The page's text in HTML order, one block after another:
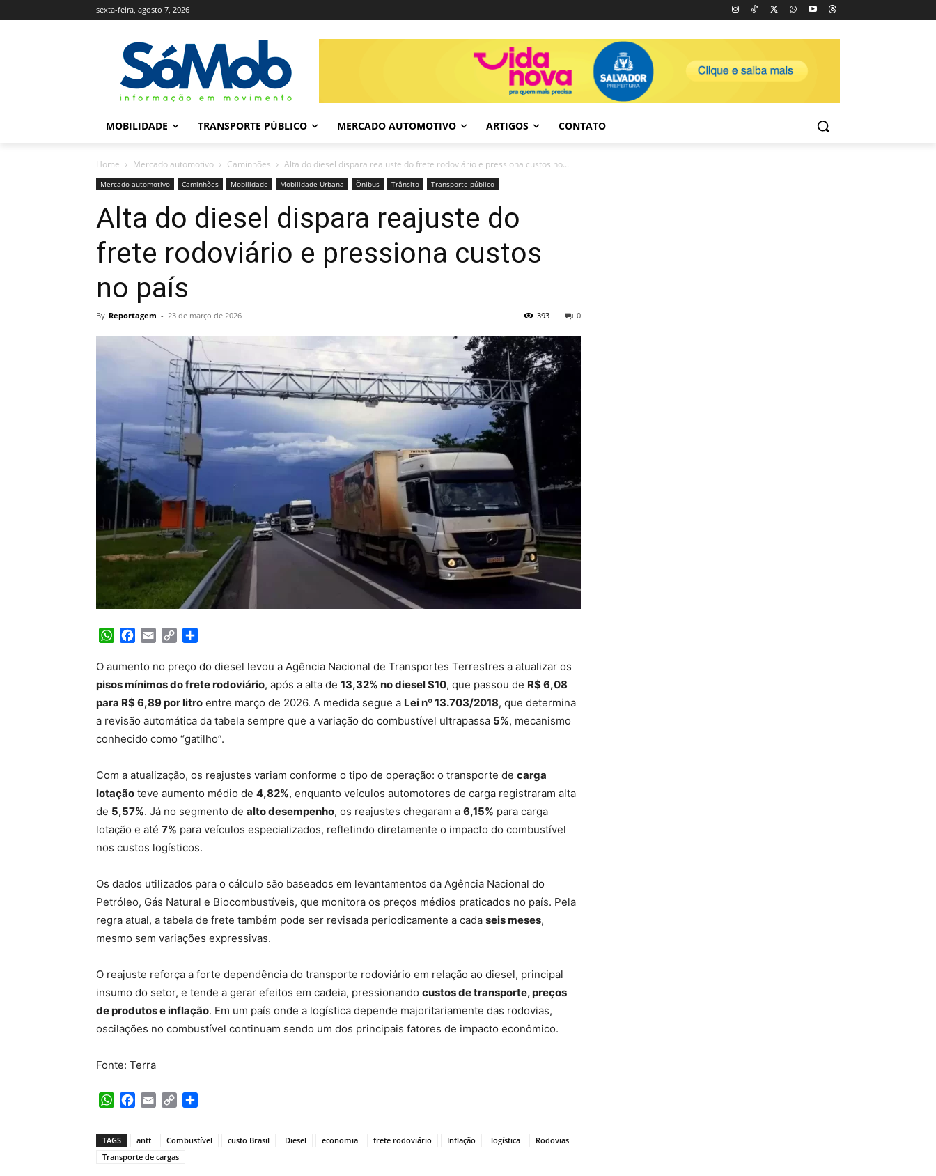
sexta-feira, agosto 7, 2026
MOBILIDADE TRANSPORTE PÚBLICO MERCADO AUTOMOTIVO ARTIGOS CONTATO
Home Mercado automotivo Caminhões Alta do diesel dispara reajuste do frete rodoviário e pressiona custos no...
Mercado automotivo Caminhões Mobilidade Mobilidade Urbana Ônibus Trânsito Transporte público
Alta do diesel dispara reajuste do
frete rodoviário e pressiona custos
no país
By Reportagem - 23 de março de 2026 0
393
WhatsApp
Facebook
Email Copy
O aumento no preço do diesel levou a Agência Nacional de Transportes Terrestres a atualizar os
pisos mínimos do frete rodoviário, após a alta de 13,32% no diesel S10, que passou de R$ 6,08
para R$ 6,89 por litro entre março de 2026. A medida segue a Lei nº 13.703/2018, que determina
a revisão automática da tabela sempre que a variação do combustível ultrapassa 5%, mecanismo
conhecido como “gatilho”.
Com a atualização, os reajustes variam conforme o tipo de operação: o transporte de carga
lotação teve aumento médio de 4,82%, enquanto veículos automotores de carga registraram alta
de 5,57%. Já no segmento de alto desempenho, os reajustes chegaram a 6,15% para carga
lotação e até 7% para veículos especializados, refletindo diretamente o impacto do combustível
nos custos logísticos.
Os dados utilizados para o cálculo são baseados em levantamentos da Agência Nacional do
Petróleo, Gás Natural e Biocombustíveis, que monitora os preços médios praticados no país. Pela
regra atual, a tabela de frete também pode ser revisada periodicamente a cada seis meses,
mesmo sem variações expressivas.
O reajuste reforça a forte dependência do transporte rodoviário em relação ao diesel, principal
insumo do setor, e tende a gerar efeitos em cadeia, pressionando custos de transporte, preços
de produtos e inflação. Em um país onde a logística depende majoritariamente das rodovias,
oscilações no combustível continuam sendo um dos principais fatores de impacto econômico.
Fonte: Terra
WhatsApp
Facebook
Email Copy
TAGS antt Combustível custo Brasil Diesel economia frete rodoviário Inflação logística
Rodovias
Transporte de cargas